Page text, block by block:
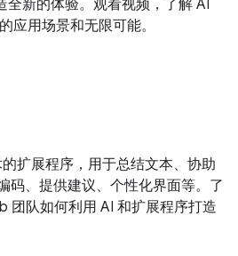
全新的体验。观看视频，了解 AI
应用场景和无限可能。
扩展程序，用于总结文本、协助
码、提供建议、个性化界面等。了
团队如何利用 AI 和扩展程序打造